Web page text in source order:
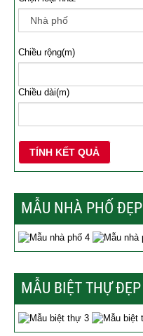
Chiều rộng(m)
Chiều dài(m)
TÍNH KẾT QUẢ
MẪU NHÀ PHỐ ĐẸP
MẪU BIỆT THỰ ĐẸP